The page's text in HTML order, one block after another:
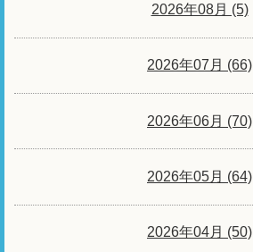
2026年08月 (5)
2026年07月 (66)
2026年06月 (70)
2026年05月 (64)
2026年04月 (50)